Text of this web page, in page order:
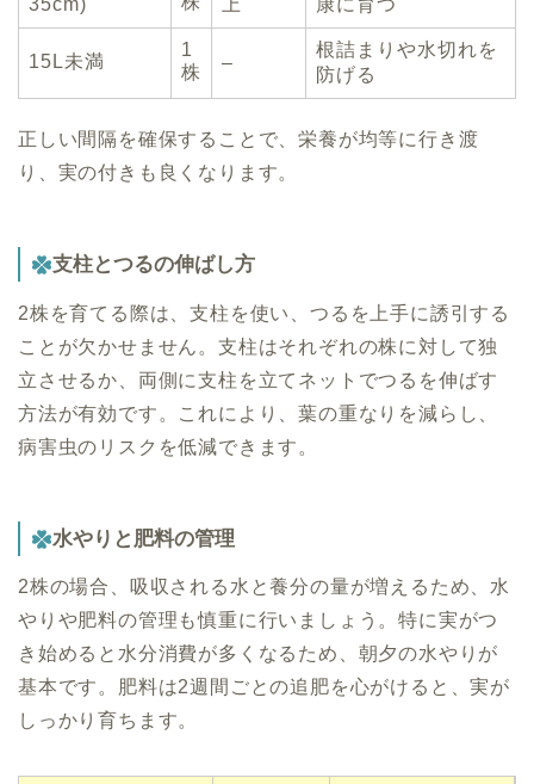
15L未満
1
株
–
根詰まりや水切れを
防げる
正しい間隔を確保することで、栄養が均等に行き渡
り、実の付きも良くなります。
支柱とつるの伸ばし方
2株を育てる際は、支柱を使い、つるを上手に誘引する
ことが欠かせません。支柱はそれぞれの株に対して独
立させるか、両側に支柱を立てネットでつるを伸ばす
方法が有効です。これにより、葉の重なりを減らし、
病害虫のリスクを低減できます。
水やりと肥料の管理
2株の場合、吸収される水と養分の量が増えるため、水
やりや肥料の管理も慎重に行いましょう。特に実がつ
き始めると水分消費が多くなるため、朝夕の水やりが
基本です。肥料は2週間ごとの追肥を心がけると、実が
しっかり育ちます。